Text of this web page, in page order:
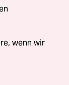
wenn wir